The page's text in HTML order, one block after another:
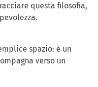
questa filosofia,
spazio: è un
verso un